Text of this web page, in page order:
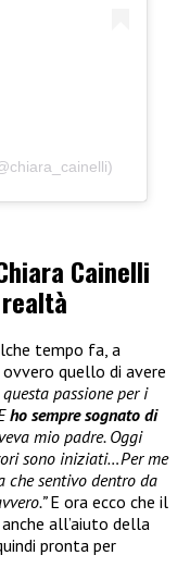
Cainelli
tempo fa, a
quello di avere
passione per i
ho sempre sognato di
mio padre. Oggi
sono iniziati…Per me
che sentivo dentro da
E ora ecco che il
all’aiuto della
pronta per